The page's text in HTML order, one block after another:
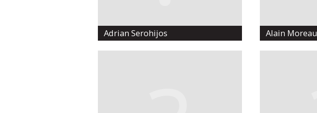
Adrian Serohijos Alain Moreau